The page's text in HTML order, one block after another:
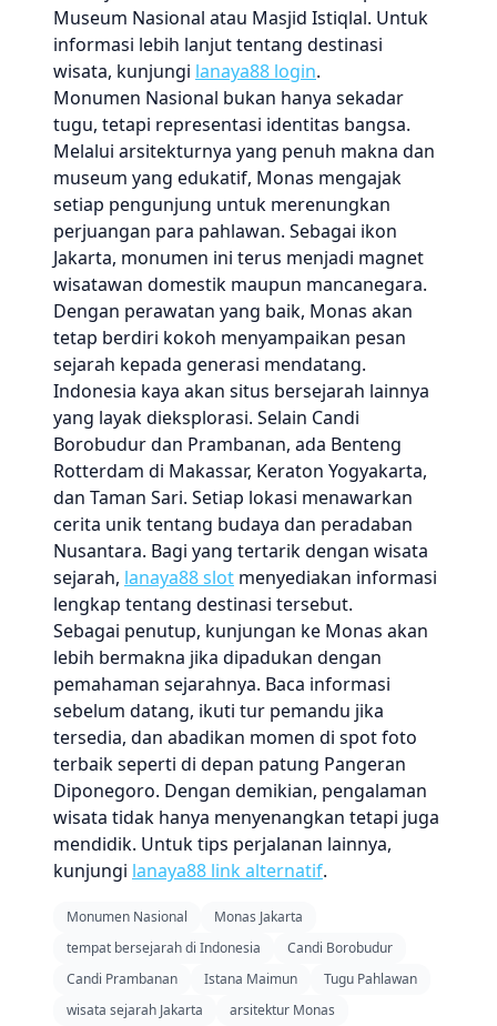
Museum Nasional atau Masjid Istiqlal. Untuk
informasi lebih lanjut tentang destinasi
wisata, kunjungi lanaya88 login.
Monumen Nasional bukan hanya sekadar
tugu, tetapi representasi identitas bangsa.
Melalui arsitekturnya yang penuh makna dan
museum yang edukatif, Monas mengajak
setiap pengunjung untuk merenungkan
perjuangan para pahlawan. Sebagai ikon
Jakarta, monumen ini terus menjadi magnet
wisatawan domestik maupun mancanegara.
Dengan perawatan yang baik, Monas akan
tetap berdiri kokoh menyampaikan pesan
sejarah kepada generasi mendatang.
Indonesia kaya akan situs bersejarah lainnya
yang layak dieksplorasi. Selain Candi
Borobudur dan Prambanan, ada Benteng
Rotterdam di Makassar, Keraton Yogyakarta,
dan Taman Sari. Setiap lokasi menawarkan
cerita unik tentang budaya dan peradaban
Nusantara. Bagi yang tertarik dengan wisata
sejarah, lanaya88 slot menyediakan informasi
lengkap tentang destinasi tersebut.
Sebagai penutup, kunjungan ke Monas akan
lebih bermakna jika dipadukan dengan
pemahaman sejarahnya. Baca informasi
sebelum datang, ikuti tur pemandu jika
tersedia, dan abadikan momen di spot foto
terbaik seperti di depan patung Pangeran
Diponegoro. Dengan demikian, pengalaman
wisata tidak hanya menyenangkan tetapi juga
mendidik. Untuk tips perjalanan lainnya,
kunjungi lanaya88 link alternatif.
Monumen Nasional
Monas Jakarta
tempat bersejarah di Indonesia
Candi Borobudur
Candi Prambanan
Istana Maimun
Tugu Pahlawan
wisata sejarah Jakarta
arsitektur Monas